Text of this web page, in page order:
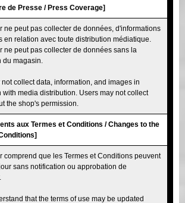
de Presse / Press Coverage]
ne peut pas collecter de données, d'informations
en relation avec toute distribution médiatique.
ne peut pas collecter de données sans la
magasin.
not collect data, information, and images in
with media distribution. Users may not collect
the shop's permission.
aux Termes et Conditions / Changes to the
comprend que les Termes et Conditions peuvent
sans notification ou approbation de
that the terms of use may be updated